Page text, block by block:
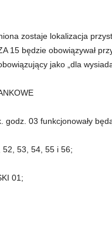
zostaje lokalizacja
15 będzie obowiązywał
jako „dla
godz. 03 funkcjonowały
52, 53, 54, 55 i 56;
01;